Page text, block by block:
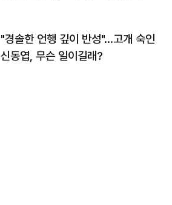
"경솔한 언행 깊이 반성"…고개 숙인
신동엽, 무슨 일이길래?